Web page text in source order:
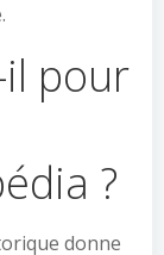
il pour
?
donne